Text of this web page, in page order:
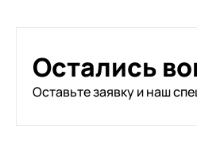
Остались
Оставьте заявку и наш